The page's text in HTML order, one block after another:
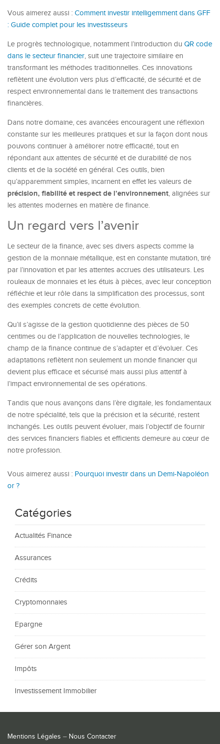
Vous aimerez aussi : Comment investir intelligemment dans GFF
: Guide complet pour les investisseurs
Le progrès technologique, notamment l’introduction du QR code
dans le secteur financier, suit une trajectoire similaire en
transformant les méthodes traditionnelles. Ces innovations
reflètent une évolution vers plus d’efficacité, de sécurité et de
respect environnemental dans le traitement des transactions
financières.
Dans notre domaine, ces avancées encouragent une réflexion
constante sur les meilleures pratiques et sur la façon dont nous
pouvons continuer à améliorer notre efficacité, tout en
répondant aux attentes de sécurité et de durabilité de nos
clients et de la société en général. Ces outils, bien
qu’apparemment simples, incarnent en effet les valeurs de
précision, fiabilité et respect de l’environnement, alignées sur
les attentes modernes en matière de finance.
Un regard vers l’avenir
Le secteur de la finance, avec ses divers aspects comme la
gestion de la monnaie métallique, est en constante mutation, tiré
par l’innovation et par les attentes accrues des utilisateurs. Les
rouleaux de monnaies et les étuis à pièces, avec leur conception
réfléchie et leur rôle dans la simplification des processus, sont
des exemples concrets de cette évolution.
Qu’il s’agisse de la gestion quotidienne des pièces de 50
centimes ou de l’application de nouvelles technologies, le
champ de la finance continue de s’adapter et d’évoluer. Ces
adaptations reflètent non seulement un monde financier qui
devient plus efficace et sécurisé mais aussi plus attentif à
l’impact environnemental de ses opérations.
Tandis que nous avançons dans l’ère digitale, les fondamentaux
de notre spécialité, tels que la précision et la sécurité, restent
inchangés. Les outils peuvent évoluer, mais l’objectif de fournir
des services financiers fiables et efficients demeure au cœur de
notre profession.
Vous aimerez aussi : Pourquoi investir dans un Demi-Napoléon
or ?
Catégories
Actualités Finance
Assurances
Crédits
Cryptomonnaies
Epargne
Gérer son Argent
Impôts
Investissement Immobilier
Mentions Légales – Nous Contacter